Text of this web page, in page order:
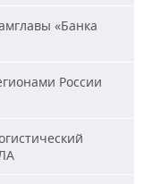
«Банка
России